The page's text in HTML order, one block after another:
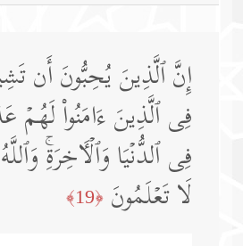
إِنَّ ٱلَّذِینَ یُحِبُّونَ أَن
فِی ٱلَّذِینَ ءَامَنُوا۟ لَهُمۡ
فِی ٱلدُّنۡیَا وَٱلۡـَٔاخِرَةِۚ
لَا تَعۡلَمُونَ ﴿19﴾